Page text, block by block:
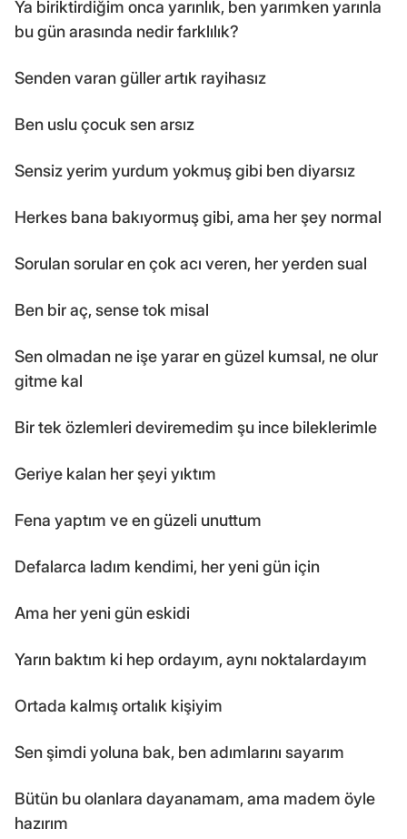
Ya biriktirdiğim onca yarınlık, ben yarımken yarınla
bu gün arasında nedir farklılık?
Senden varan güller artık rayihasız
Ben uslu çocuk sen arsız
Sensiz yerim yurdum yokmuş gibi ben diyarsız
Herkes bana bakıyormuş gibi, ama her şey normal
Sorulan sorular en çok acı veren, her yerden sual
Ben bir aç, sense tok misal
Sen olmadan ne işe yarar en güzel kumsal, ne olur
gitme kal
Bir tek özlemleri deviremedim şu ince bileklerimle
Geriye kalan her şeyi yıktım
Fena yaptım ve en güzeli unuttum
Defalarca ladım kendimi, her yeni gün için
Ama her yeni gün eskidi
Yarın baktım ki hep ordayım, aynı noktalardayım
Ortada kalmış ortalık kişiyim
Sen şimdi yoluna bak, ben adımlarını sayarım
Bütün bu olanlara dayanamam, ama madem öyle
hazırım